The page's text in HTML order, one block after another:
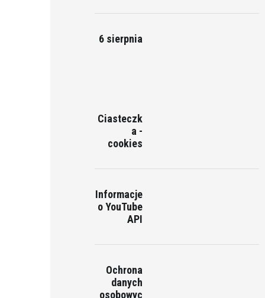
6 sierpnia
Ciasteczk
a -
cookies
Informacje
o YouTube
API
Ochrona
danych
osobowyc